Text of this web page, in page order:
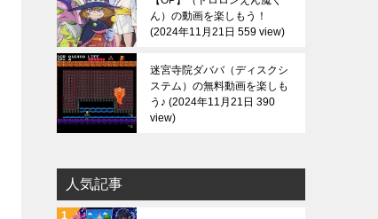
ん）の動画を楽しもう！
2024年11月21日 559 view
迷宮寺院ダババ（ディスクシ
ステム）の無料動画を楽しも
う♪ 2024年11月21日 390
view
人気記事